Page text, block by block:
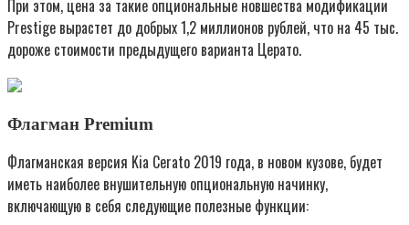
При этом, цена за такие опциональные новшества модификации
Prestige вырастет до добрых 1,2 миллионов рублей, что на 45 тыс.
дороже стоимости предыдущего варианта Церато.
Флагман Premium
Флагманская версия Kia Cerato 2019 года, в новом кузове, будет
иметь наиболее внушительную опциональную начинку,
включающую в себя следующие полезные функции: